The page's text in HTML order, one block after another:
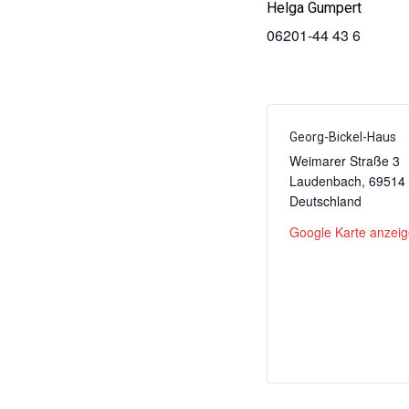
Helga Gumpert
06201-44 43 6
Georg-Bickel-Haus
Weimarer Straße 3
Laudenbach, 69514
Deutschland
Google Karte